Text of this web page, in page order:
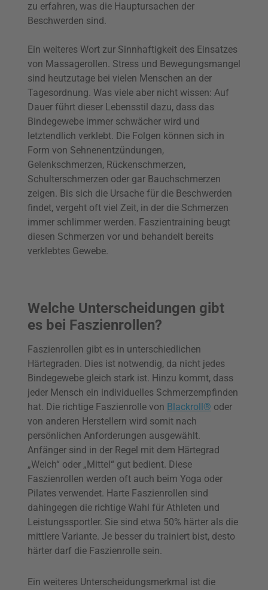
zu erfahren, was die Hauptursachen der
Beschwerden sind.
Ein weiteres Wort zur Sinnhaftigkeit des Einsatzes
von Massagerollen. Stress und Bewegungsmangel
sind heutzutage bei vielen Menschen an der
Tagesordnung. Was viele aber nicht wissen: Auf
Dauer führt dieser Lebensstil dazu, dass das
Bindegewebe immer schwächer wird und
letztendlich verklebt. Die Folgen können sich in
Form von Sehnenentzündungen,
Gelenkschmerzen, Rückenschmerzen,
Schulterschmerzen oder gar Bauchschmerzen
zeigen. Bis sich die Ursache für die Beschwerden
findet, vergeht oft viel Zeit, in der die Schmerzen
immer schlimmer werden. Faszientraining beugt
diesen Schmerzen vor und behandelt bereits
verklebtes Gewebe.
Welche Unterscheidungen gibt
es bei Faszienrollen?
Faszienrollen gibt es in unterschiedlichen
Härtegraden. Dies ist notwendig, da nicht jedes
Bindegewebe gleich stark ist. Hinzu kommt, dass
jeder Mensch ein individuelles Schmerzempfinden
hat. Die richtige Faszienrolle von Blackroll® oder
von anderen Herstellern wird somit nach
persönlichen Anforderungen ausgewählt.
Anfänger sind in der Regel mit dem Härtegrad
„Weich“ oder „Mittel“ gut bedient. Diese
Faszienrollen werden oft auch beim Yoga oder
Pilates verwendet. Harte Faszienrollen sind
dahingegen die richtige Wahl für Athleten und
Leistungssportler. Sie sind etwa 50% härter als die
mittlere Variante. Je besser du trainiert bist, desto
härter darf die Faszienrolle sein.
Ein weiteres Unterscheidungsmerkmal ist die